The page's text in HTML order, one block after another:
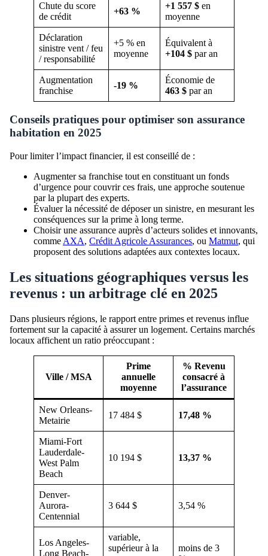
Chute du score
de crédit
+63 %
+1 557 $ en
moyenne
Déclaration
sinistre vent / feu
/ responsabilité
+5 % en
moyenne
Équivalent à
+104 $ par an
Augmentation
franchise
-19 %
Économie de
463 $ par an
Conseils pratiques pour optimiser son assurance
habitation en 2025
Pour limiter l’impact financier, il est conseillé de :
Augmenter sa franchise tout en constituant un fonds
d’urgence pour couvrir ces frais, une approche soutenue
par la plupart des experts.
Évaluer la nécessité de déposer un sinistre, en mesurant les
conséquences sur la prime à long terme.
Choisir une assurance auprès d’acteurs solides et innovants,
comme AXA, Crédit Agricole Assurances, ou Matmut, qui
proposent des solutions adaptées aux contextes locaux.
Les situations géographiques versus les
revenus : un arbitrage clé en 2025
Dans plusieurs régions, le rapport entre primes et revenus influe
fortement sur la capacité à assurer un logement. Certains marchés
locaux affichent un ratio préoccupant :
Ville / MSA
Prime
annuelle
moyenne
% Revenu
consacré à
l’assurance
New Orleans-
Metairie
17 484 $ 17,48 %
Miami-Fort
Lauderdale-
West Palm
Beach
10 194 $ 13,37 %
Denver-
Aurora-
Centennial
3 644 $ 3,54 %
Los Angeles-
Long Beach-
variable,
supérieur à la
moins de 3